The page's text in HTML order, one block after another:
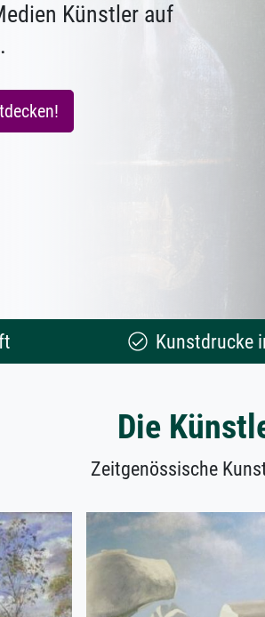
Künstler auf
Kunstdrucke
Die
Zeitgenössische